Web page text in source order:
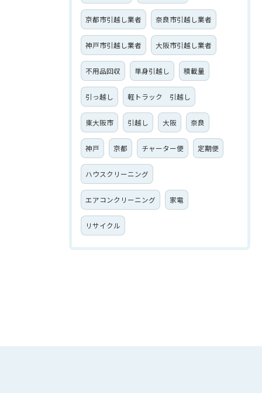
京都市引越し業者 奈良市引越し業者
神戸市引越し業者 大阪市引越し業者
不用品回収 単身引越し 積載量
引っ越し 軽トラック 引越し
東大阪市 引越し 大阪 奈良
神戸 京都 チャーター便 定期便
ハウスクリーニング
エアコンクリーニング 家電
リサイクル